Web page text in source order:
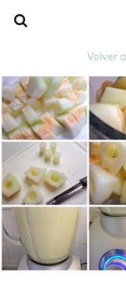
Volver